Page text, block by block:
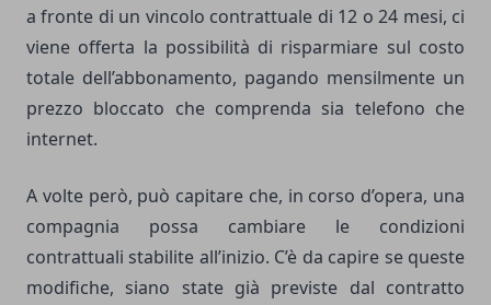
a fronte di un vincolo contrattuale di 12 o 24 mesi, ci
viene offerta la possibilità di risparmiare sul costo
totale dell’abbonamento, pagando mensilmente un
prezzo bloccato che comprenda sia telefono che
internet.
A volte però, può capitare che, in corso d’opera, una
compagnia possa cambiare le condizioni
contrattuali stabilite all’inizio. C’è da capire se queste
modifiche, siano state già previste dal contratto